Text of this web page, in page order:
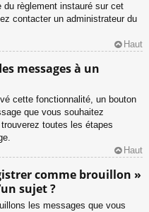
du règlement instauré sur cet
contacter un administrateur du
Haut
messages à un
cette fonctionnalité, un bouton
que vous souhaitez
toutes les étapes
Haut
comme brouillon »
sujet ?
les messages que vous